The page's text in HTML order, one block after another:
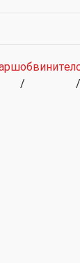
обвинител
/
/